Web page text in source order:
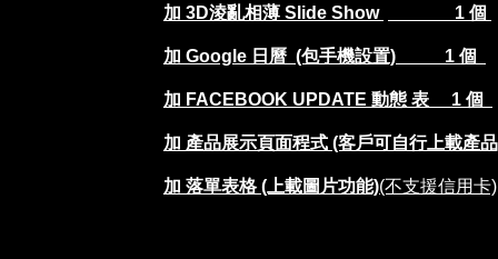
加 3D淩亂相薄 Slide Show 1 個
加 Google 日曆 (包手機設置) 1 個
加 FACEBOOK UPDATE 動態 表 1 個
加 產品展示頁面程式 (客戶可自行上載產
加 落單表格(上載圖片功能)(不支援信用卡)